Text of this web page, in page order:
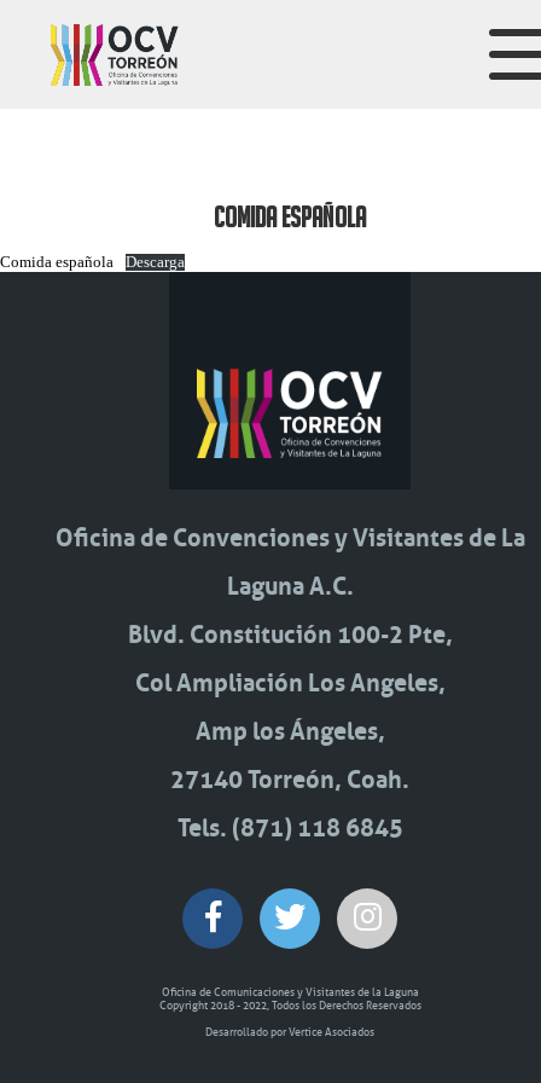
COMIDA ESPAÑOLA
Comida española Descarga
Oficina de Convenciones y Visitantes de La
Laguna A.C.
Blvd. Constitución 100-2 Pte,
Col Ampliación Los Angeles,
Amp los Ángeles,
27140 Torreón, Coah.
Tels. (871) 118 6845
Oficina de Comunicaciones y Visitantes de la Laguna
Copyright 2018 - 2022, Todos los Derechos Reservados
Desarrollado por Vertice Asociados